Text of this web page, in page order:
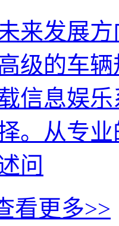
来发展
级的车
信息娱
。从专
问
看更多>>